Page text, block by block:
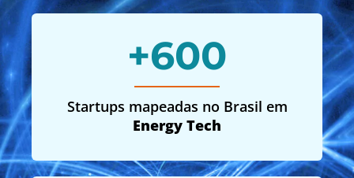
+600
Startups mapeadas no Brasil em
Energy Tech